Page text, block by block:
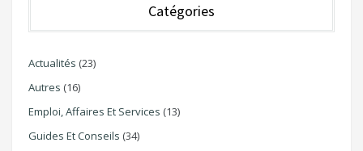
Catégories
Actualités (23)
Autres (16)
Emploi, Affaires Et Services (13)
Guides Et Conseils (34)